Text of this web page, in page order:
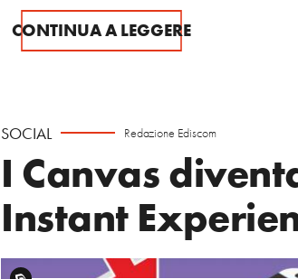
CONTINUA A LEGGERE
SOCIAL Redazione Ediscom
I Canvas
Instant